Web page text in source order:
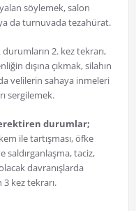
söylemek, salon
da turnuvada tezahürat.
durumların 2. kez tekrarı,
dışına çıkmak, silahın
velilerin sahaya inmeleri
sergilemek.
durumlar;
ile tartışması, öfke
saldırganlaşma, taciz,
davranışlarda
3 kez tekrarı.